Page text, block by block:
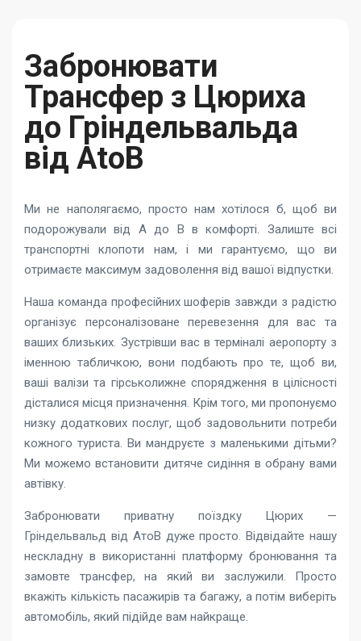
Забронювати
Трансфер з Цюриха
до Гріндельвальда
від AtoB
Ми не наполягаємо, просто нам хотілося б, щоб ви
подорожували від А до В в комфорті. Залиште всі
транспортні клопоти нам, і ми гарантуємо, що ви
отримаєте максимум задоволення від вашої відпустки.
Наша команда професійних шоферів завжди з радістю
організує персоналізоване перевезення для вас та
ваших близьких. Зустрівши вас в терміналі аеропорту з
іменною табличкою, вони подбають про те, щоб ви,
ваші валізи та гірськолижне спорядження в цілісності
дісталися місця призначення. Крім того, ми пропонуємо
низку додаткових послуг, щоб задовольнити потреби
кожного туриста. Ви мандруєте з маленькими дітьми?
Ми можемо встановити дитяче сидіння в обрану вами
автівку.
Забронювати приватну поїздку Цюрих —
Гріндельвальд від АтоВ дуже просто. Відвідайте нашу
нескладну в використанні платформу бронювання та
замовте трансфер, на який ви заслужили. Просто
вкажіть кількість пасажирів та багажу, а потім виберіть
автомобіль, який підійде вам найкраще.